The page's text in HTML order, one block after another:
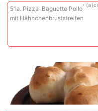
51a. Pizza-Baguette Pollo
a c
mit Hähnchenbruststreifen